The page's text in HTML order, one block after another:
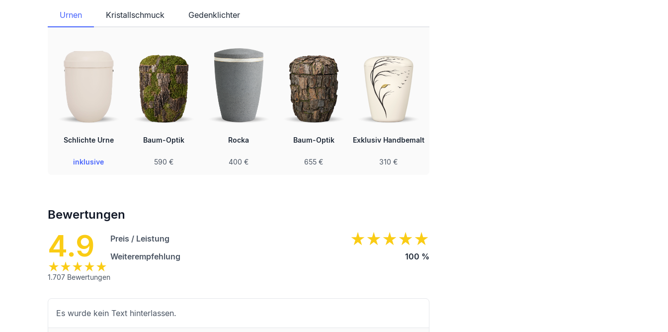
Urnen Kristallschmuck Gedenklichter
Schlichte Urne
inklusive
Baum-Optik
590 €
Rocka
400 €
Baum-Optik
655 €
Exklusiv Handbemalt
310 €
Bewertungen
4.9
1.707 Bewertungen
Preis / Leistung
Weiterempfehlung
100 %
Es wurde kein Text hinterlassen.